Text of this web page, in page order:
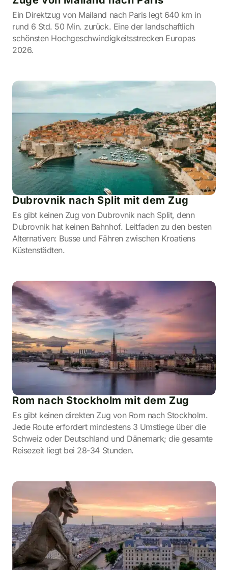
Ein Direktzug von Mailand nach Paris legt 640 km in
rund 6 Std. 50 Min. zurück. Eine der landschaftlich
schönsten Hochgeschwindigkeitsstrecken Europas
2026.
Dubrovnik nach Split mit dem Zug
Es gibt keinen Zug von Dubrovnik nach Split, denn
Dubrovnik hat keinen Bahnhof. Leitfaden zu den besten
Alternativen: Busse und Fähren zwischen Kroatiens
Küstenstädten.
Rom nach Stockholm mit dem Zug
Es gibt keinen direkten Zug von Rom nach Stockholm.
Jede Route erfordert mindestens 3 Umstiege über die
Schweiz oder Deutschland und Dänemark; die gesamte
Reisezeit liegt bei 28-34 Stunden.